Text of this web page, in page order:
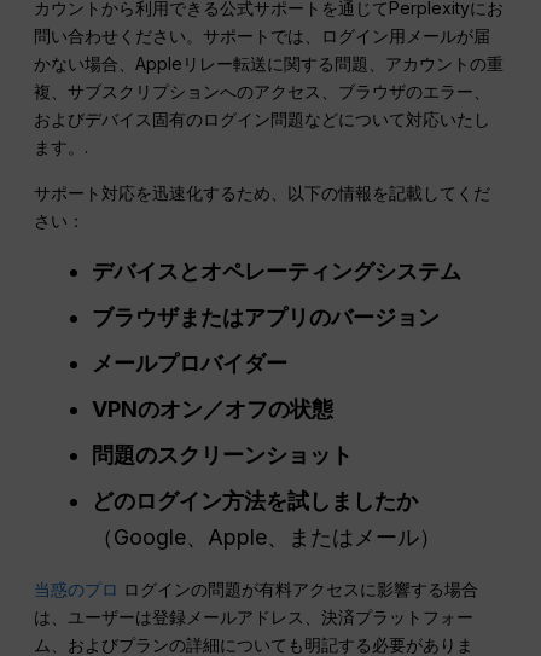
カウントから利用できる公式サポートを通じてPerplexityにお
問い合わせください。サポートでは、ログイン用メールが届
かない場合、Appleリレー転送に関する問題、アカウントの重
複、サブスクリプションへのアクセス、ブラウザのエラー、
およびデバイス固有のログイン問題などについて対応いたし
ます。.
サポート対応を迅速化するため、以下の情報を記載してくだ
さい：
デバイスとオペレーティングシステム
ブラウザまたはアプリのバージョン
メールプロバイダー
VPNのオン／オフの状態
問題のスクリーンショット
どのログイン方法を試しましたか
（Google、Apple、またはメール）
当惑のプロ ログインの問題が有料アクセスに影響する場合
は、ユーザーは登録メールアドレス、決済プラットフォー
ム、およびプランの詳細についても明記する必要がありま